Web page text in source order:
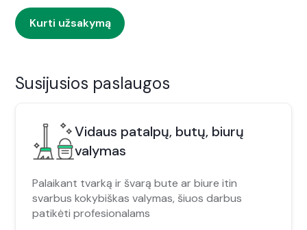
Kurti užsakymą
Susijusios paslaugos
Vidaus patalpų, butų, biurų
valymas
Palaikant tvarką ir švarą bute ar biure itin
svarbus kokybiškas valymas, šiuos darbus
patikėti profesionalams